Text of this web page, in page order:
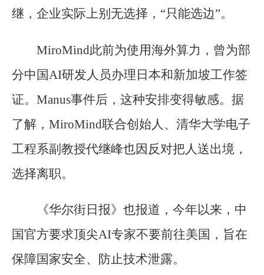
继，企业实际上别无选择，“只能选边”。
MiroMind此前为使用海外算力，曾为部
分中国AI研发人员办理日本和新加坡工作签
证。Manus事件后，这种安排变得敏感。据
了解，MiroMind联合创始人、清华大学电子
工程系副教授代继峰也因反对把人送出境，
选择离职。
《华尔街日报》也报道，今年以来，中
国官方要求顶尖AI专家不要前往美国，旨在
保障国家安全、防止技术泄露。